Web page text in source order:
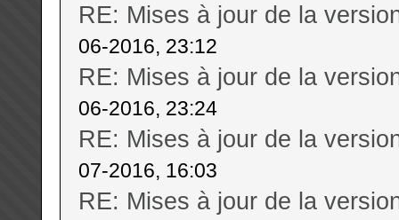
RE: Mises à jour de la
06-2016, 23:12
RE: Mises à jour de la
06-2016, 23:24
RE: Mises à jour de la
07-2016, 16:03
RE: Mises à jour de la